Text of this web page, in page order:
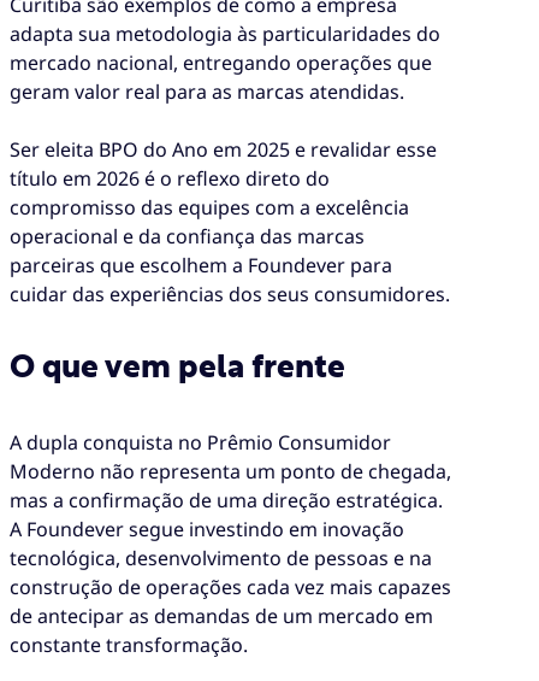
adapta sua metodologia às particularidades do
mercado nacional, entregando operações que
geram valor real para as marcas atendidas.
Ser eleita BPO do Ano em 2025 e revalidar esse
título em 2026 é o reflexo direto do
compromisso das equipes com a excelência
operacional e da confiança das marcas
parceiras que escolhem a Foundever para
cuidar das experiências dos seus consumidores.
O que vem pela frente
A dupla conquista no Prêmio Consumidor
Moderno não representa um ponto de chegada,
mas a confirmação de uma direção estratégica.
A Foundever segue investindo em inovação
tecnológica, desenvolvimento de pessoas e na
construção de operações cada vez mais capazes
de antecipar as demandas de um mercado em
constante transformação.